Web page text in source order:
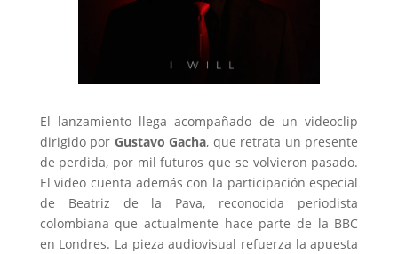
El lanzamiento llega acompañado de un videoclip
dirigido por Gustavo Gacha, que retrata un presente
de perdida, por mil futuros que se volvieron pasado.
El video cuenta además con la participación especial
de Beatriz de la Pava, reconocida periodista
colombiana que actualmente hace parte de la BBC
en Londres. La pieza audiovisual refuerza la apuesta